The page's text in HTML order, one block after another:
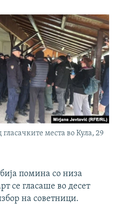
места во Кула, 29
помина со низа
се гласаше во десет
на советници.